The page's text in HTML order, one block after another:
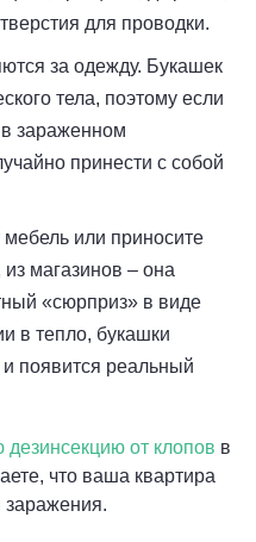
для проводки.
за одежду. Букашек
тела, поэтому если
в зараженном
принести с собой
или приносите
магазинов – она
«сюрприз» в виде
в тепло, букашки
появится реальный
от клопов в
что ваша квартира
заражения.